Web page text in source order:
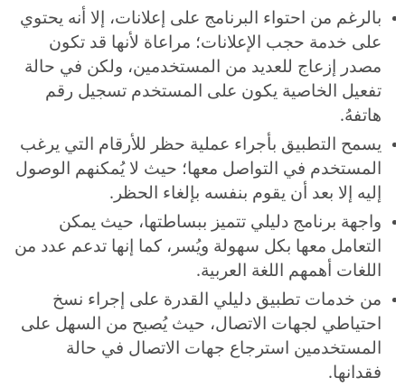
بالرغم من احتواء البرنامج على إعلانات، إلا أنه يحتوي
على خدمة حجب الإعلانات؛ مراعاة لأنها قد تكون
مصدر إزعاج للعديد من المستخدمين، ولكن في حالة
تفعيل الخاصية يكون على المستخدم تسجيل رقم
هاتفهُ.
يسمح التطبيق بأجراء عملية حظر للأرقام التي يرغب
المستخدم في التواصل معها؛ حيث لا يُمكنهم الوصول
إليه إلا بعد أن يقوم بنفسه بإلغاء الحظر.
واجهة برنامج دليلي تتميز ببساطتها، حيث يمكن
التعامل معها بكل سهولة ويُسر، كما إنها تدعم عدد من
اللغات أهمهم اللغة العربية.
من خدمات تطبيق دليلي القدرة على إجراء نسخ
احتياطي لجهات الاتصال، حيث يُصبح من السهل على
المستخدمين استرجاع جهات الاتصال في حالة
فقدانها.